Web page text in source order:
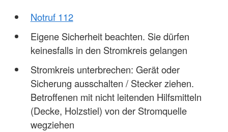
Notruf 112
Eigene Sicherheit beachten. Sie dürfen
keinesfalls in den Stromkreis gelangen
Stromkreis unterbrechen: Gerät oder
Sicherung ausschalten / Stecker ziehen.
Betroffenen mit nicht leitenden Hilfsmitteln
(Decke, Holzstiel) von der Stromquelle
wegziehen